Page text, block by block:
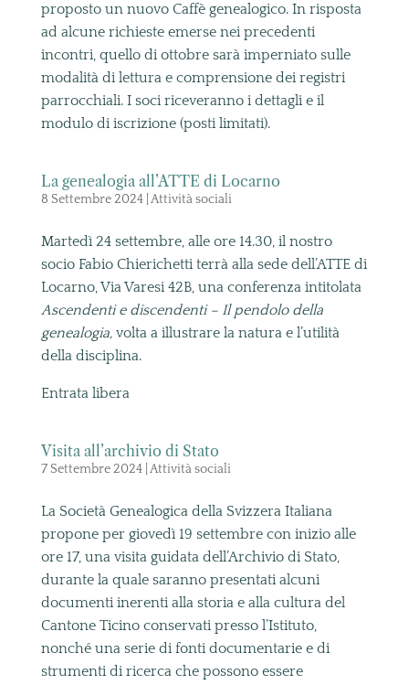
proposto un nuovo Caffè genealogico. In risposta
ad alcune richieste emerse nei precedenti
incontri, quello di ottobre sarà imperniato sulle
modalità di lettura e comprensione dei registri
parrocchiali. I soci riceveranno i dettagli e il
modulo di iscrizione (posti limitati).
La genealogia all’ATTE di Locarno
8 Settembre 2024| Attività sociali
Martedì 24 settembre, alle ore 14.30, il nostro
socio Fabio Chierichetti terrà alla sede dell’ATTE di
Locarno, Via Varesi 42B, una conferenza intitolata
Ascendenti e discendenti – Il pendolo della
genealogia, volta a illustrare la natura e l’utilità
della disciplina.
Entrata libera
Visita all’archivio di Stato
7 Settembre 2024| Attività sociali
La Società Genealogica della Svizzera Italiana
propone per giovedì 19 settembre con inizio alle
ore 17, una visita guidata dell’Archivio di Stato,
durante la quale saranno presentati alcuni
documenti inerenti alla storia e alla cultura del
Cantone Ticino conservati presso l’Istituto,
nonché una serie di fonti documentarie e di
strumenti di ricerca che possono essere